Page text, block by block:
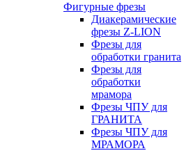
Фигурные фрезы
Диакерамические
фрезы Z-LION
Фрезы для
обработки гранита
Фрезы для
обработки
мрамора
Фрезы ЧПУ для
ГРАНИТА
Фрезы ЧПУ для
МРАМОРА